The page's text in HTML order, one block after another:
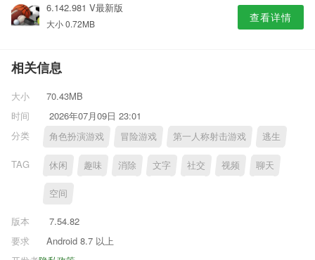
6.142.981 V最新版
大小 0.72MB 查看详情
相关信息
大小
70.43MB
时间
2026年07月09日 23:01
分类
角色扮演游戏 冒险游戏 第一人称射击游戏 逃生
TAG 休闲 趣味 消除 文字 社交 视频 聊天
空间
版本
7.54.82
要求
Android 8.7 以上